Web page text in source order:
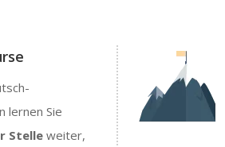
lernen Sie
Stelleweiter,